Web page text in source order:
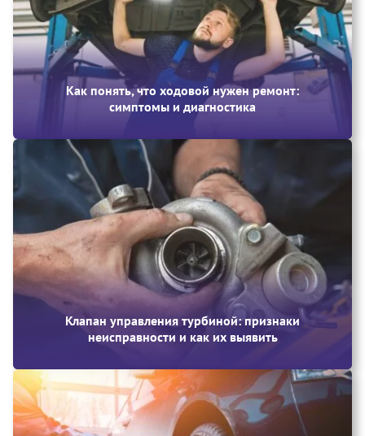
Как понять, что ходовой нужен ремонт:
симптомы и диагностика
Клапан управления турбиной: признаки
неисправности и как их выявить